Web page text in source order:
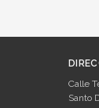
Calle
Santo